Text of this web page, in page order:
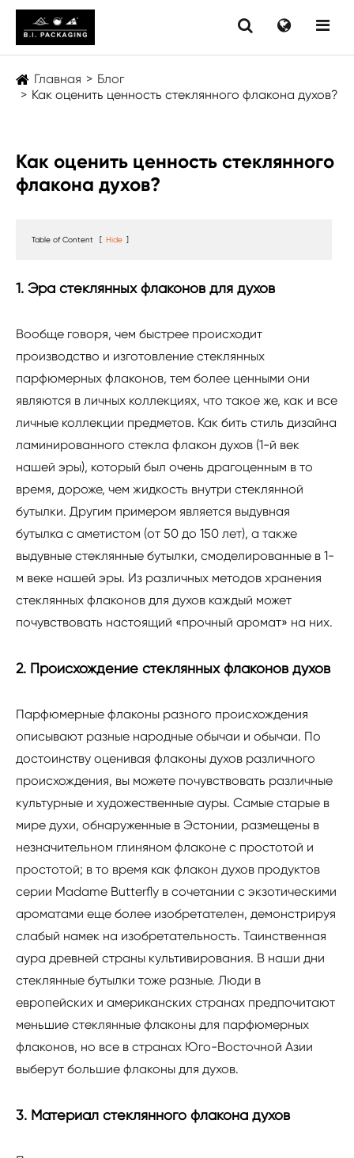
Главная
Блог
Как оценить ценность стеклянного флакона духов?
Как оценить ценность стеклянного
флакона духов?
Table of Content [ Hide ]
1. Эра стеклянных флаконов для духов
Вообще говоря, чем быстрее происходит
производство и изготовление стеклянных
парфюмерных флаконов, тем более ценными они
являются в личных коллекциях, что такое же, как и все
личные коллекции предметов. Как бить стиль дизайна
ламинированного стекла флакон духов (1-й век
нашей эры), который был очень драгоценным в то
время, дороже, чем жидкость внутри стеклянной
бутылки. Другим примером является выдувная
бутылка с аметистом (от 50 до 150 лет), а также
выдувные стеклянные бутылки, смоделированные в 1-
м веке нашей эры. Из различных методов хранения
стеклянных флаконов для духов каждый может
почувствовать настоящий «прочный аромат» на них.
2. Происхождение стеклянных флаконов духов
Парфюмерные флаконы разного происхождения
описывают разные народные обычаи и обычаи. По
достоинству оценивая флаконы духов различного
происхождения, вы можете почувствовать различные
культурные и художественные ауры. Самые старые в
мире духи, обнаруженные в Эстонии, размещены в
незначительном глиняном флаконе с простотой и
простотой; в то время как флакон духов продуктов
серии Madame Butterfly в сочетании с экзотическими
ароматами еще более изобретателен, демонстрируя
слабый намек на изобретательность. Таинственная
аура древней страны культивирования. В наши дни
стеклянные бутылки тоже разные. Люди в
европейских и американских странах предпочитают
меньшие стеклянные флаконы для парфюмерных
флаконов, но все в странах Юго-Восточной Азии
выберут большие флаконы для духов.
3. Материал стеклянного флакона духов